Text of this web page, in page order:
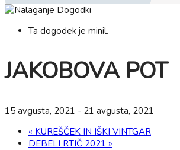
Ta dogodek je minil.
JAKOBOVA POT
15 avgusta, 2021 - 21 avgusta, 2021
« KUREŠČEK IN IŠKI VINTGAR
DEBELI RTIČ 2021 »